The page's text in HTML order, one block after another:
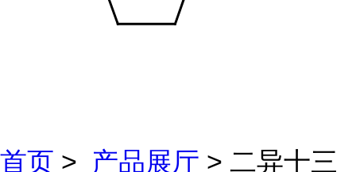
首页 > 产品展厅 > 二异十三